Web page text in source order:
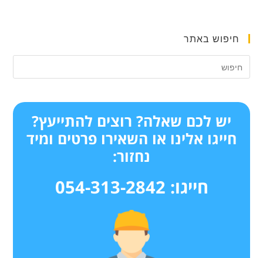
חיפוש באתר
יש לכם שאלה? רוצים להתייעץ?
חייגו אלינו או השאירו פרטים ומיד
נחזור:
חייגו: 054-313-2842